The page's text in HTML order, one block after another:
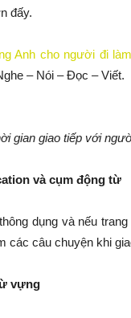
đấy.
Anh cho người đi
– Nói – Đọc – Viết.
gian giao tiếp với
và cụm động từ
dụng và nếu
các câu chuyện khi
vựng